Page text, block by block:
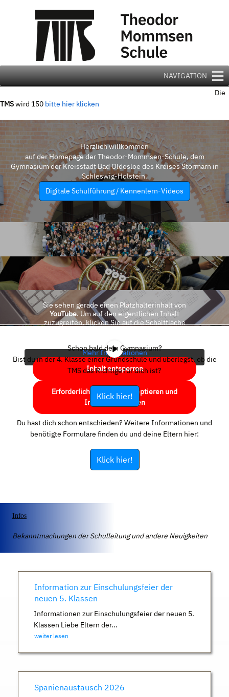
NAVIGATION
Die
TMSwird 150 bitte hier klicken
Herzlich willkommen
auf der Homepage der Theodor-Mommsen-Schule, dem
Gymnasium der Kreisstadt Bad Oldesloe des Kreises Stormarn in
Schleswig-Holstein.
Digitale Schulführung / Kennenlern-Videos
Sie sehen gerade einen Platzhalterinhalt von
YouTube. Um auf den eigentlichen Inhalt
zuzugreifen, klicken Sie auf die Schaltfläche
Mehr Informationen
Inhalt entsperren
Erforderlichen Service akzeptieren und
Inhalte entsperren
Schon bald dein Gymnasium?
Bist du in der 4. Klasse einer Grundschule und überlegst, ob die
TMS das Richtige für dich ist?
Klick hier!
Du hast dich schon entschieden? Weitere Informationen und
benötigte Formulare finden du und deine Eltern hier:
Klick hier!
Infos
Bekanntmachungen der Schulleitung und andere Neuigkeiten
Information zur Einschulungsfeier der
neuen 5. Klassen
Informationen zur Einschulungsfeier der neuen 5.
Klassen Liebe Eltern der...
weiter lesen
Spanienaustausch 2026